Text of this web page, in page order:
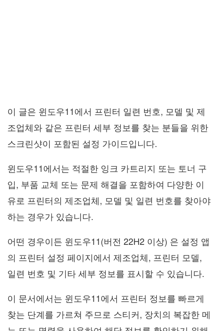
이 글은 윈도우11에서 프린터 일련 번호, 모델 및 제
조업체와 같은 프린터 세부 정보를 찾는 분들을 위한
스크린샷이 포함된 설정 가이드입니다.
윈도우11에서는 적절한 잉크 카트리지 또는 토너 구
입, 부품 교체 또는 문제 해결을 포함하여 다양한 이
유로 프린터의 제조업체, 모델 및 일련 번호를 찾아야
하는 경우가 있습니다.
어떤 경우이든 윈도우11(버전 22H2 이상) 은 설정 앱
의 프린터 설정 페이지에서 제조업체, 프린터 모델,
일련 번호 및 기타 세부 정보를 표시할 수 있습니다.
이 문서에서는 윈도우11에서 프린터 정보를 빠르게
찾는 단계를 가르쳐 주므로 스티커, 장치의 복잡한 메